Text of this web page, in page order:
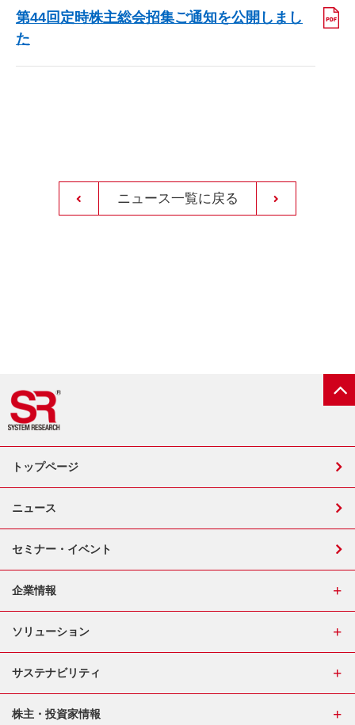
第44回定時株主総会招集ご通知を公開しまし
た
ニュース一覧に戻る
トップページ
ニュース
セミナー・イベント
企業情報
ソリューション
サステナビリティ
株主・投資家情報